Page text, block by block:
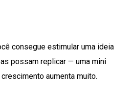
consegue estimular uma ideia
possam replicar — uma mini
aumenta muito.